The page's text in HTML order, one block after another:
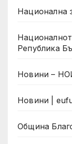
Национална
Република
Новини –
Новини |
Община